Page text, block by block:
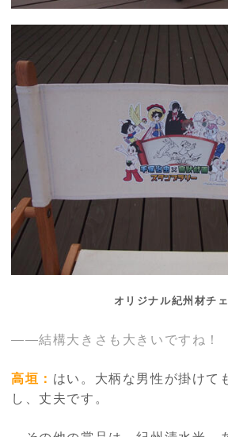
オリジナル紀州材チ
――結構大きさも大きいですね！
高垣： はい。大柄な男性が掛けて
し、丈夫です。